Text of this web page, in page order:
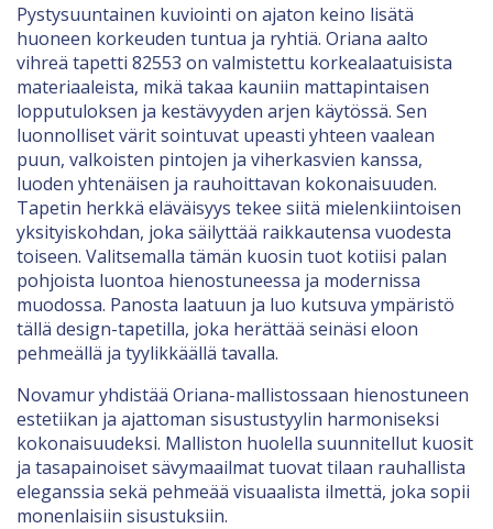
Pystysuuntainen kuviointi on ajaton keino lisätä
huoneen korkeuden tuntua ja ryhtiä. Oriana aalto
vihreä tapetti 82553 on valmistettu korkealaatuisista
materiaaleista, mikä takaa kauniin mattapintaisen
lopputuloksen ja kestävyyden arjen käytössä. Sen
luonnolliset värit sointuvat upeasti yhteen vaalean
puun, valkoisten pintojen ja viherkasvien kanssa,
luoden yhtenäisen ja rauhoittavan kokonaisuuden.
Tapetin herkkä eläväisyys tekee siitä mielenkiintoisen
yksityiskohdan, joka säilyttää raikkautensa vuodesta
toiseen. Valitsemalla tämän kuosin tuot kotiisi palan
pohjoista luontoa hienostuneessa ja modernissa
muodossa. Panosta laatuun ja luo kutsuva ympäristö
tällä design-tapetilla, joka herättää seinäsi eloon
pehmeällä ja tyylikkäällä tavalla.
Novamur yhdistää Oriana-mallistossaan hienostuneen
estetiikan ja ajattoman sisustustyylin harmoniseksi
kokonaisuudeksi. Malliston huolella suunnitellut kuosit
ja tasapainoiset sävymaailmat tuovat tilaan rauhallista
eleganssia sekä pehmeää visuaalista ilmettä, joka sopii
monenlaisiin sisustuksiin.